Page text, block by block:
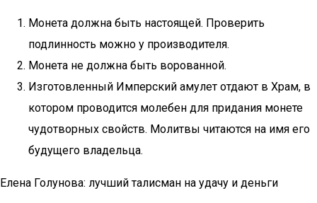
Монета должна быть настоящей. Проверить
подлинность можно у производителя.
Монета не должна быть ворованной.
Изготовленный Имперский амулет отдают в Храм, в
котором проводится молебен для придания монете
чудотворных свойств. Молитвы читаются на имя его
будущего владельца.
Елена Голунова: лучший талисман на удачу и деньги